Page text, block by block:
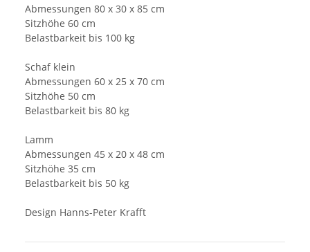
Abmessungen 80 x 30 x 85 cm
Sitzhöhe 60 cm
Belastbarkeit bis 100 kg
Schaf klein
Abmessungen 60 x 25 x 70 cm
Sitzhöhe 50 cm
Belastbarkeit bis 80 kg
Lamm
Abmessungen 45 x 20 x 48 cm
Sitzhöhe 35 cm
Belastbarkeit bis 50 kg
Design Hanns-Peter Krafft